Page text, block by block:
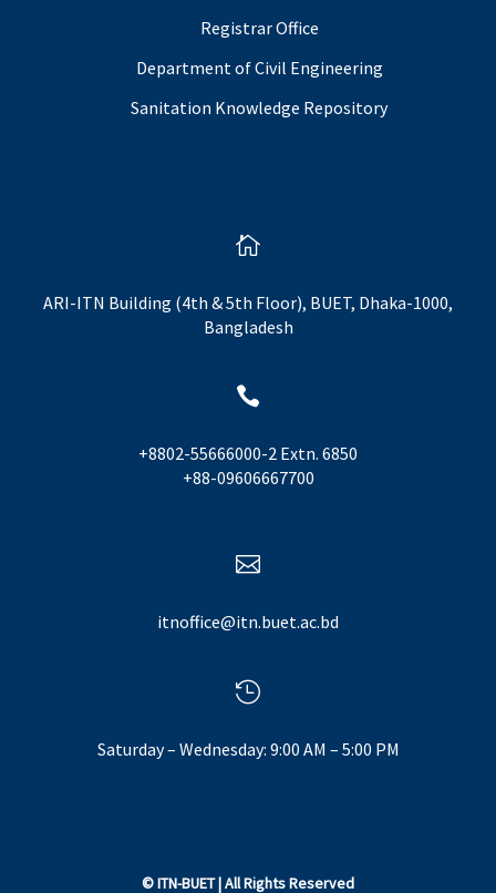
Registrar Office
Department of Civil Engineering
Sanitation Knowledge Repository

ARI-ITN Building (4th & 5th Floor), BUET, Dhaka-1000,
Bangladesh

+8802-55666000-2 Extn. 6850
+88-09606667700

itnoffice@itn.buet.ac.bd

Saturday – Wednesday: 9:00 AM – 5:00 PM
©ITN-BUET| All Rights Reserved